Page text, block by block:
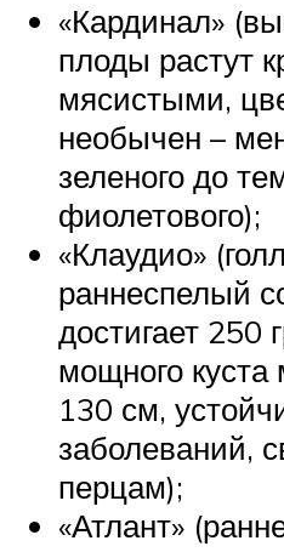
«Кардинал»
плоды растут
мясистыми,
необычен –
зеленого до
фиолетового);
«Клаудио»
раннеспелый
достигает 250
мощного куста
130 см,
заболеваний,
перцам);
«Атлант»